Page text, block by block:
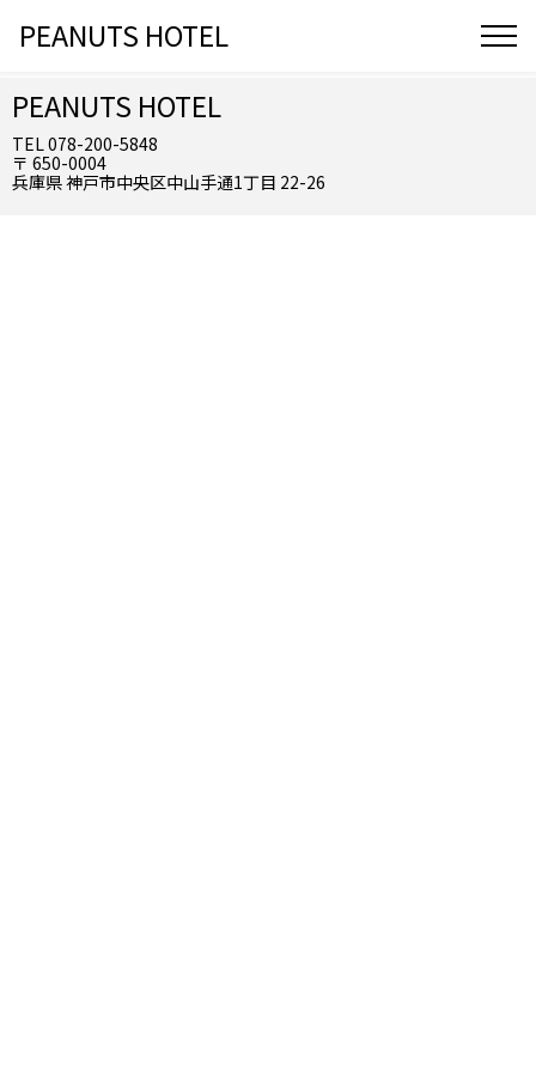
PEANUTS HOTEL
PEANUTS HOTEL
TEL 078-200-5848
〒 650-0004
兵庫県 神戸市中央区中山手通1丁目 22-26